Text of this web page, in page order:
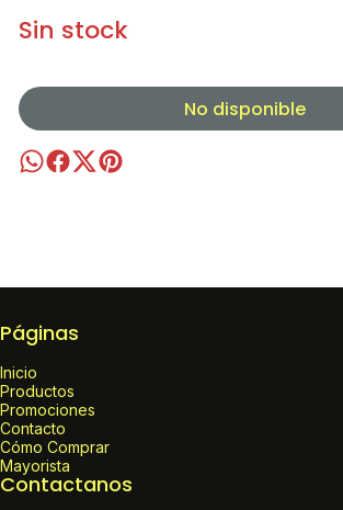
Sin stock
No disponible
Páginas
Inicio
Productos
Promociones
Contacto
Cómo Comprar
Mayorista
Contactanos